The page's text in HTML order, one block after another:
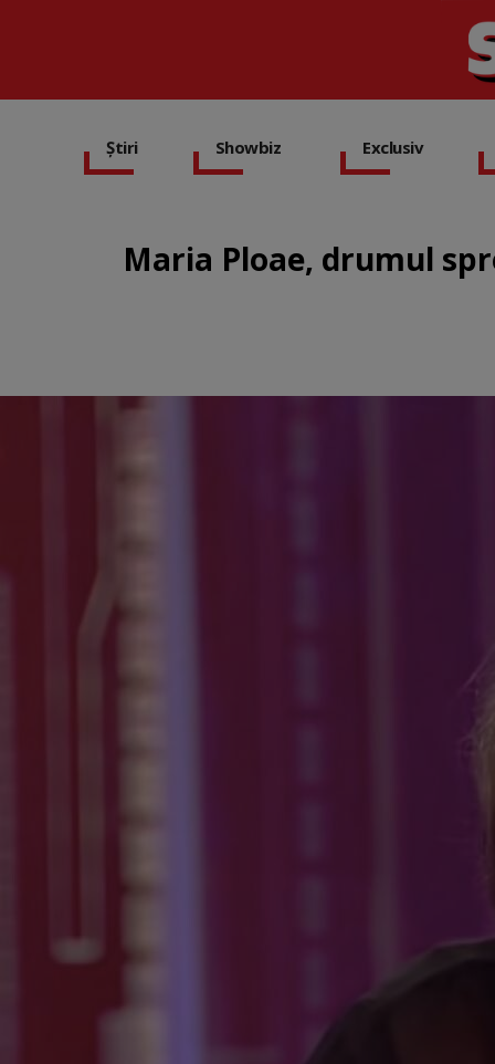
Știri Showbiz Exclusiv
Maria Ploae, drumul